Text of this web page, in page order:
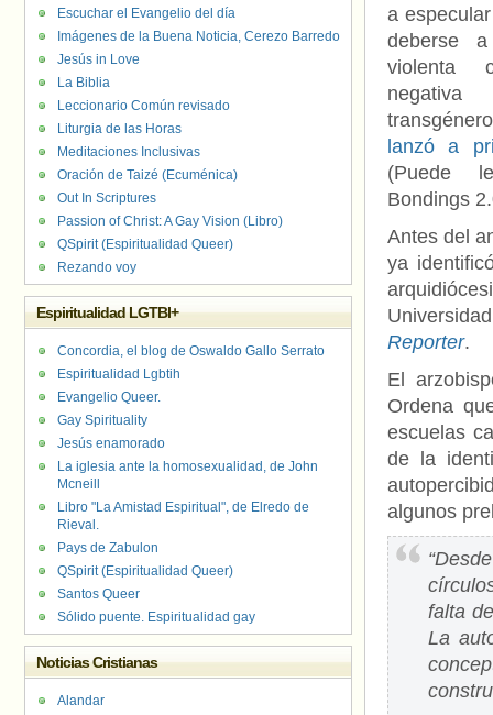
a
deberse
violenta
lanzó a
(Puede
Bondings
Antes del
ya
Reporter.
El
Ordena
escuelas
de la
algunos
falta
La
Escuchar el Evangelio del día
Imágenes de la Buena Noticia, Cerezo Barredo
Jesús in Love
La Biblia
Leccionario Común revisado
Liturgia de las Horas
Meditaciones Inclusivas
Oración de Taizé (Ecuménica)
Out In Scriptures
Passion of Christ: A Gay Vision (Libro)
QSpirit (Espiritualidad Queer)
Rezando voy
Espiritualidad LGTBI+
Concordia, el blog de Oswaldo Gallo Serrato
Espiritualidad Lgbtih
Evangelio Queer.
Gay Spirituality
Jesús enamorado
La iglesia ante la homosexualidad, de John
Mcneill
Libro "La Amistad Espiritual", de Elredo de
Rieval.
Pays de Zabulon
QSpirit (Espiritualidad Queer)
Santos Queer
Sólido puente. Espiritualidad gay
Noticias Cristianas
Alandar